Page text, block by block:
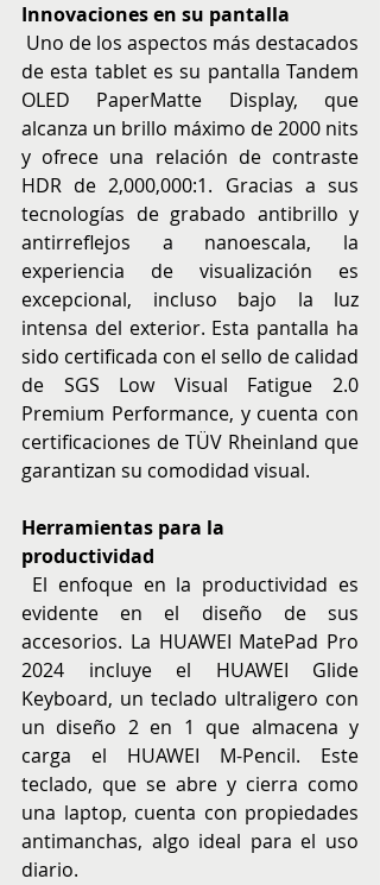
Innovaciones en su pantalla
Uno de los aspectos más destacados
de esta tablet es su pantalla Tandem
OLED PaperMatte Display, que
alcanza un brillo máximo de 2000 nits
y ofrece una relación de contraste
HDR de 2,000,000:1. Gracias a sus
tecnologías de grabado antibrillo y
antirreflejos a nanoescala, la
experiencia de visualización es
excepcional, incluso bajo la luz
intensa del exterior. Esta pantalla ha
sido certificada con el sello de calidad
de SGS Low Visual Fatigue 2.0
Premium Performance, y cuenta con
certificaciones de TÜV Rheinland que
garantizan su comodidad visual.
Herramientas para la
productividad
El enfoque en la productividad es
evidente en el diseño de sus
accesorios. La HUAWEI MatePad Pro
2024 incluye el HUAWEI Glide
Keyboard, un teclado ultraligero con
un diseño 2 en 1 que almacena y
carga el HUAWEI M-Pencil. Este
teclado, que se abre y cierra como
una laptop, cuenta con propiedades
antimanchas, algo ideal para el uso
diario.